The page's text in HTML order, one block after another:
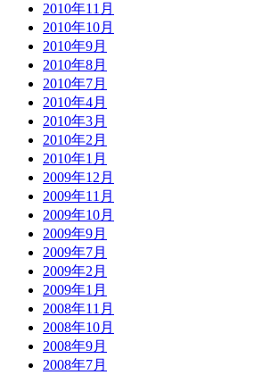
2010年11月
2010年10月
2010年9月
2010年8月
2010年7月
2010年4月
2010年3月
2010年2月
2010年1月
2009年12月
2009年11月
2009年10月
2009年9月
2009年7月
2009年2月
2009年1月
2008年11月
2008年10月
2008年9月
2008年7月